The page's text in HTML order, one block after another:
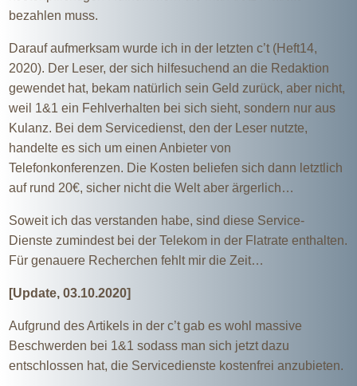
bezahlen muss.
Darauf aufmerksam wurde ich in der letzten c’t (Heft14,
2020). Der Leser, der sich hilfesuchend an die Redaktion
gewendet hat, bekam natürlich sein Geld zurück, aber nicht,
weil 1&1 ein Fehlverhalten bei sich sieht, sondern nur aus
Kulanz. Bei dem Servicedienst, den der Leser nutzte,
handelte es sich um einen Anbieter von
Telefonkonferenzen. Die Kosten beliefen sich dann letztlich
auf rund 20€, sicher nicht die Welt aber ärgerlich…
Soweit ich das verstanden habe, sind diese Service-
Dienste zumindest bei der Telekom in der Flatrate enthalten.
Für genauere Recherchen fehlt mir die Zeit…
[Update, 03.10.2020]
Aufgrund des Artikels in der c’t gab es wohl massive
Beschwerden bei 1&1 sodass man sich jetzt dazu
entschlossen hat, die Servicedienste kostenfrei anzubieten.